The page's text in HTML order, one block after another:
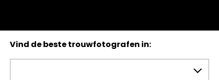
Vind de beste trouwfotografen in: